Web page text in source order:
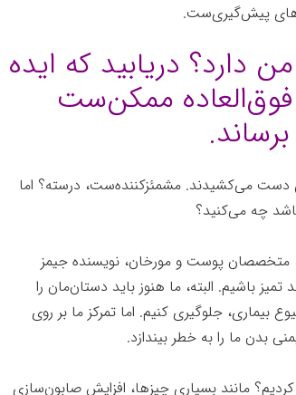
پیش‌گیری‌ست.
دارد؟ دریابید که ایده
ممکن‌ست
دست می‌کشیدند. مشمئزکننده‌ست، درسته؟ اما
باشد چه می‌کنید؟
متخصصان پوست و مورخان، نویسنده جیمز
باشیم. البته، ما هنوز باید دستان‌مان را
بیماری، جلوگیری کنیم. اما تمرکز ما بر روی
بدن ما را به خطر بیندازد.
مانند بسیاری چیزها، افزایش صابون‌سازی